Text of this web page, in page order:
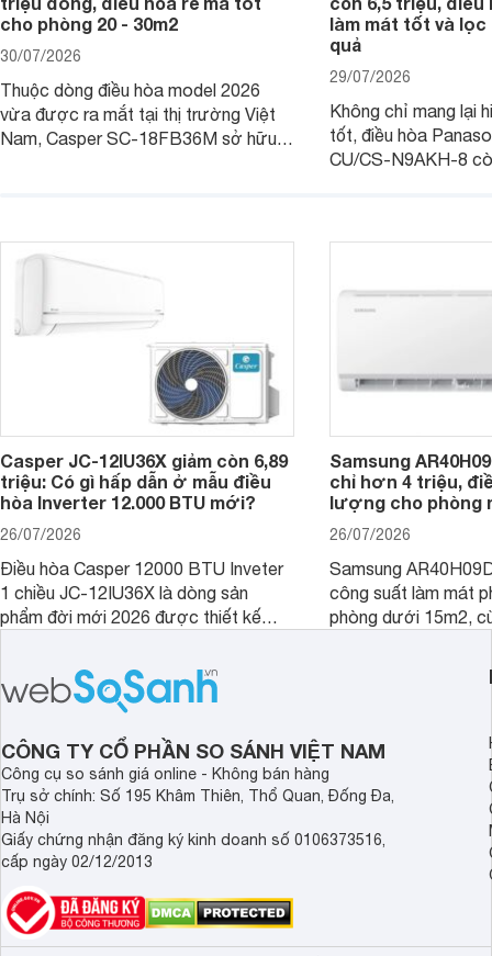
cho phòng 20 - 30m2
30/07/2026
Thuộc dòng điều hòa model 2026
vừa được ra mắt tại thị trường Việt
Nam, Casper SC-18FB36M sở hữu
nhiều tính năng và công nghệ hiện đại.
làm mát tốt và lọc
quả
29/07/2026
Không chỉ mang lại
tốt, điều hòa
CU/CS-N9AKH-8
Casper JC-12IU36X giảm còn 6,89
triệu: Có gì hấp dẫn ở mẫu điều
hòa Inverter 12.000 BTU mới?
26/07/2026
Điều hòa Casper 12000 BTU Inveter
1 chiều JC-12IU36X là dòng sản
phẩm đời mới 2026 được thiết kế
sở hữu khả năng làm mát tốt mà còn
có giá bán rất hợp lý.
Samsung
chỉ hơn 4 triệu,
lượng cho phòng
26/07/2026
Samsung
công suất làm mát
phòng dưới 15m2,
phòng ngủ, phòng
CÔNG TY CỔ PHẦN SO SÁNH VIỆT NAM
Công cụ so sánh giá online - Không bán hàng
Trụ sở chính: Số 195 Khâm Thiên, Thổ Quan, Đống Đa,
Hà Nội
Giấy chứng nhận đăng ký kinh doanh số 0106373516,
cấp ngày 02/12/2013